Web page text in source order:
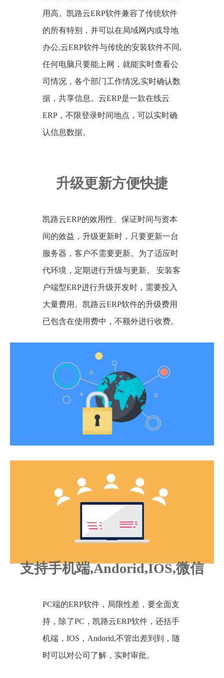
用高。凯路云ERP软件兼容了传统软件
的所有特别，并可以在局域网内或导地
办公,云ERP软件与传统的安装软件不同,
任何电脑只要能上网，就能实时查看公
司情况，各个部门工作情况,实时确认数
据，共享信息。云ERP是一款在线云
ERP，不限登录时间地点，可以实时确
认信息数据。
升级更新方便快捷
凯路云ERP的效用性、保证时间与资本
间的效益，升级更新时，只要更新一台
服务器，客户不需要更新。为了适应时
代环境，定期进行升级与更新。 安装客
户端型ERP进行升级开发时，需要投入
大量费用。凯路云ERP软件的升级费用
已包含在使用费中，不额外进行收费。
支持手机端,Andorid,IOS,微信
PC端的ERP软件，局限性差，要全面支
持，除了PC，凯路云ERP软件，还括手
机端，IOS，Andorid,不管出差到到，随
时可以对公司了解，实时审批。